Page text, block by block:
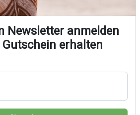
Gyokuro
Newsletter anmelden
Gutschein erhalten